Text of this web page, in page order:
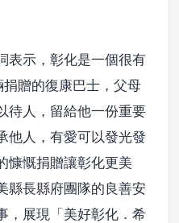
表示，彰化是一個很有
贈的復康巴士，父母
待人，留給他一份重要
他人，有愛可以發光發
慷慨捐贈讓彰化更美
縣長縣府團隊的良善安
，展現「美好彰化．希